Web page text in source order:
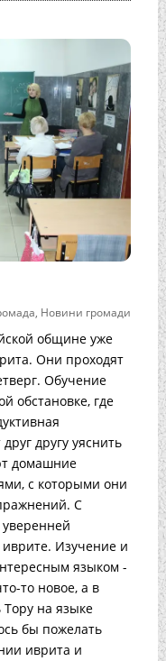
, Новини громади
общине уже
Они проходят
Обучение
обстановке, где
другу уяснить
домашние
с которыми они
С
Изучение и
языком -
то новое, а в
Тору на языке
бы пожелать
иврита и